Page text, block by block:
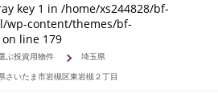
key 1 in /home/xs244828/bf-
wp-content/themes/bf-
on line 179
ぶ投資用物件
埼玉県
さいたま市岩槻区東岩槻２丁目